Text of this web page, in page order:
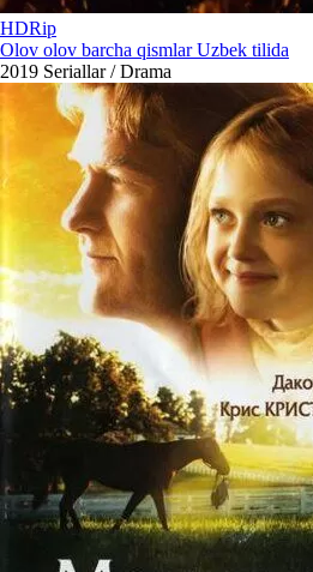
HDRip
Olov olov barcha qismlar Uzbek tilida
2019 Seriallar / Drama